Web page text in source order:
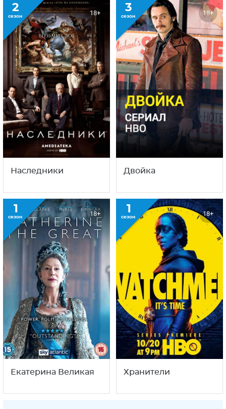
2
сезон 18+
Наследники
3
сезон 18+
Двойка
1
сезон 18+
Екатерина Великая
1
сезон 18+
Хранители